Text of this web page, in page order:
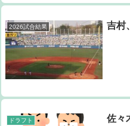
2026試合結果 吉村
ドラフト 佐々